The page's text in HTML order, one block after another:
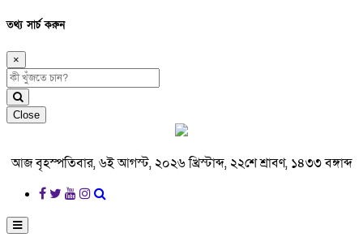
তথ্য সার্চ করুন
×
Close
আজ বৃহস্পতিবার, ৬ই আগস্ট, ২০২৬ খ্রিস্টাব্দ, ২২শে শ্রাবণ, ১৪৩৩ বঙ্গাব্দ